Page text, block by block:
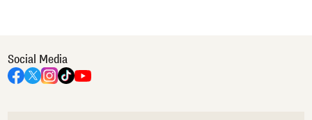
Social Media